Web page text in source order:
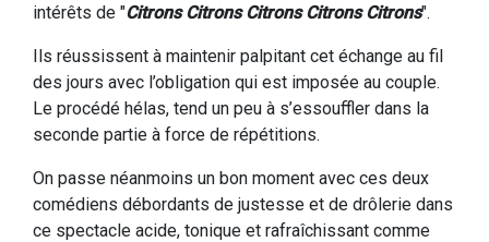
intérêts de "Citrons Citrons Citrons Citrons Citrons".
Ils réussissent à maintenir palpitant cet échange au fil
des jours avec l’obligation qui est imposée au couple.
Le procédé hélas, tend un peu à s’essouffler dans la
seconde partie à force de répétitions.
On passe néanmoins un bon moment avec ces deux
comédiens débordants de justesse et de drôlerie dans
ce spectacle acide, tonique et rafraîchissant comme